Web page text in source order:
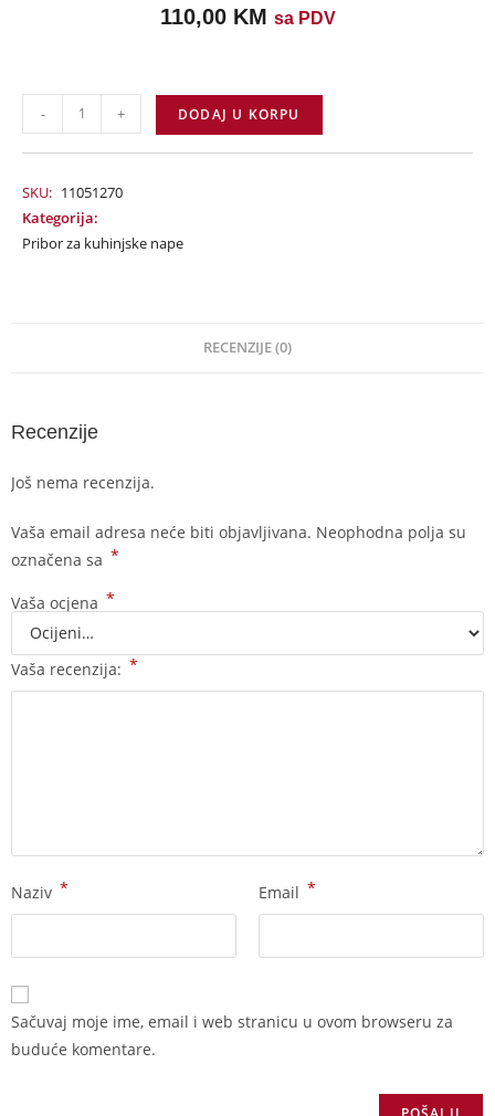
110,00 KM sa PDV
- + DODAJ U KORPU
SKU: 11051270
Kategorija:
Pribor za kuhinjske nape
RECENZIJE (0)
Recenzije
Još nema recenzija.
Vaša email adresa neće biti objavljivana. Neophodna polja su
označena sa *
Vaša ocjena *
Vaša recenzija: *
Naziv * Email *
Sačuvaj moje ime, email i web stranicu u ovom browseru za
buduće komentare.